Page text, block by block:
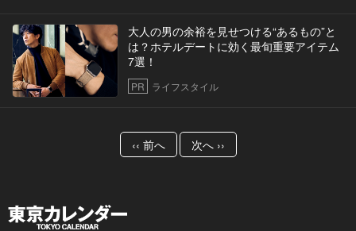
大人の男の余裕を見せつける“あるもの”と
は？ホテルデートに効く最旬重要アイテム
7選！
PR ライフスタイル
‹‹ 前へ 次へ ››